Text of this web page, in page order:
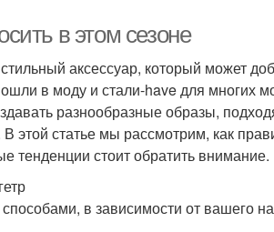
в этом сезоне
аксессуар, который может
в моду и стали-have для многих
разнообразные образы,
этой статье мы рассмотрим, как
тенденции стоит обратить внимание.
в зависимости от вашего